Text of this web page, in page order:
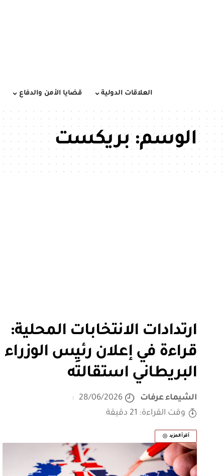
العلاقات الدولية قضايا الأمن والدفاع
الوسم:بريكست
ارتدادات الانتخابات المحلية:
قراءة في إعلان رئيس الوزراء
البريطاني استقالتَه
الشيماء عرفات
28/06/2026
وقت القراءة: 21 دقيقة
أقرأ المزيد